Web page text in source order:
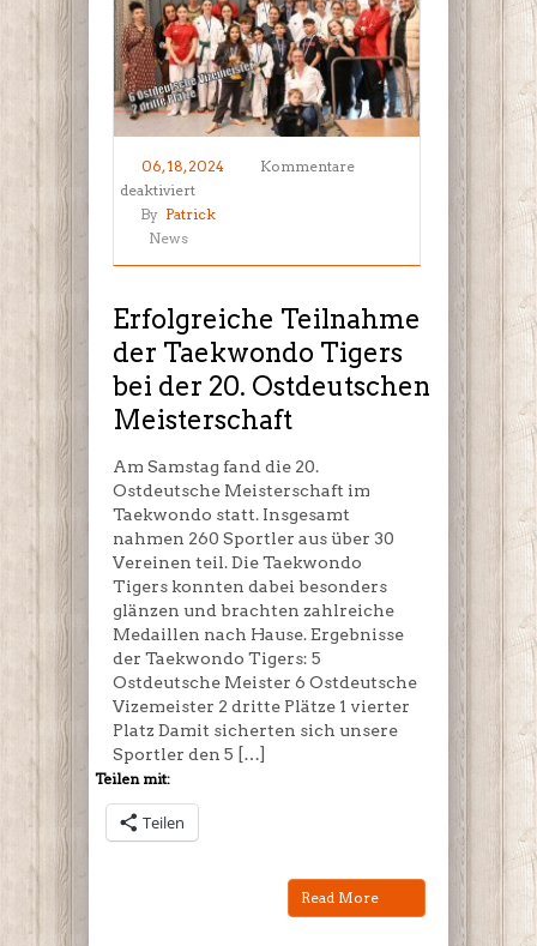
06, 18, 2024
Kommentare
deaktiviertfür
Erfolgreiche
der
Tigers
bei
der
20.
Ostdeutschen
Meisterschaft
By Patrick
News
Erfolgreiche Teilnahme
der Taekwondo Tigers
bei der 20. Ostdeutschen
Meisterschaft
Am Samstag fand die 20.
Ostdeutsche Meisterschaft im
Taekwondo statt. Insgesamt
nahmen 260 Sportler aus über 30
Vereinen teil. Die Taekwondo
Tigers konnten dabei besonders
glänzen und brachten zahlreiche
Medaillen nach Hause. Ergebnisse
der Taekwondo Tigers: 5
Ostdeutsche Meister 6 Ostdeutsche
Vizemeister 2 dritte Plätze 1 vierter
Platz Damit sicherten sich unsere
Sportler den 5 […]
Teilen mit:
Teilen
Read More